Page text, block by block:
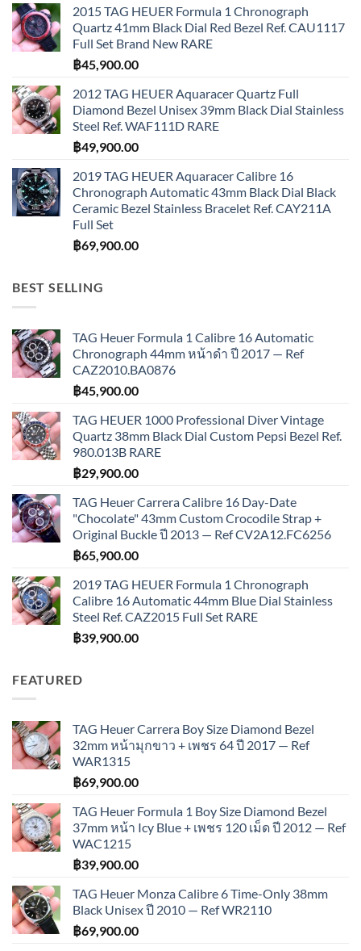
2015 TAG HEUER Formula 1 Chronograph
Quartz 41mm Black Dial Red Bezel Ref. CAU1117
Full Set Brand New RARE
฿45,900.00
2012 TAG HEUER Aquaracer Quartz Full
Diamond Bezel Unisex 39mm Black Dial Stainless
Steel Ref. WAF111D RARE
฿49,900.00
2019 TAG HEUER Aquaracer Calibre 16
Chronograph Automatic 43mm Black Dial Black
Ceramic Bezel Stainless Bracelet Ref. CAY211A
Full Set
฿69,900.00
BEST SELLING
TAG Heuer Formula 1 Calibre 16 Automatic
Chronograph 44mm หน้าดำ ปี 2017 — Ref
CAZ2010.BA0876
฿45,900.00
TAG HEUER 1000 Professional Diver Vintage
Quartz 38mm Black Dial Custom Pepsi Bezel Ref.
980.013B RARE
฿29,900.00
TAG Heuer Carrera Calibre 16 Day-Date
"Chocolate" 43mm Custom Crocodile Strap +
Original Buckle ปี 2013 — Ref CV2A12.FC6256
฿65,900.00
2019 TAG HEUER Formula 1 Chronograph
Calibre 16 Automatic 44mm Blue Dial Stainless
Steel Ref. CAZ2015 Full Set RARE
฿39,900.00
FEATURED
TAG Heuer Carrera Boy Size Diamond Bezel
32mm หน้ามุกขาว + เพชร 64 ปี 2017 — Ref
WAR1315
฿69,900.00
TAG Heuer Formula 1 Boy Size Diamond Bezel
37mm หน้า Icy Blue + เพชร 120 เม็ด ปี 2012 — Ref
WAC1215
฿39,900.00
TAG Heuer Monza Calibre 6 Time-Only 38mm
Black Unisex ปี 2010 — Ref WR2110
฿69,900.00